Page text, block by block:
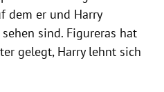
dem er und Harry
sind. Figureras hat
gelegt, Harry lehnt sich